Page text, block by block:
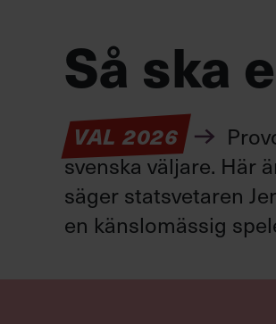
Så ska
VAL 2026
svenska väljare. Här
säger statsvetaren
en känslomässig